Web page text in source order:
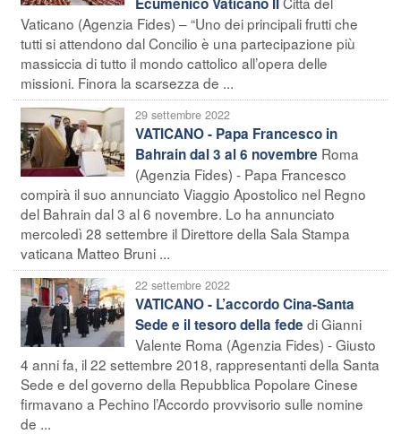
Vaticano (Agenzia Fides) – “Uno dei principali frutti che
tutti si attendono dal Concilio è una partecipazione più
massiccia di tutto il mondo cattolico all’opera delle
missioni. Finora la scarsezza de ...
29 settembre 2022
VATICANO - Papa Francesco in
Bahrain dal 3 al 6 novembre Roma
(Agenzia Fides) - Papa Francesco
compirà il suo annunciato Viaggio Apostolico nel Regno
del Bahrain dal 3 al 6 novembre. Lo ha annunciato
mercoledì 28 settembre il Direttore della Sala Stampa
vaticana Matteo Bruni ...
22 settembre 2022
VATICANO - L’accordo Cina-Santa
Sede e il tesoro della fede di Gianni
Valente Roma (Agenzia Fides) - Giusto
4 anni fa, il 22 settembre 2018, rappresentanti della Santa
Sede e del governo della Repubblica Popolare Cinese
firmavano a Pechino l’Accordo provvisorio sulle nomine
de ...